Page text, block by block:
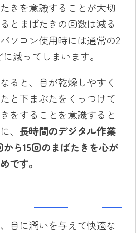
きを意識することが大切
とまばたきの回数は減る
ソコン使用時には通常の2
減ってしまいます。
ると、目が乾燥しやすく
と下まぶたをくっつけて
をすることを意識すると
、 長時間のデジタル作業
から15回のまばたきを心が
です。
目に潤いを与えて快適な